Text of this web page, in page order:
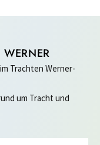
Trachten Werner-
um Tracht und